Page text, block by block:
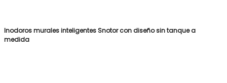
Inodoros murales inteligentes Snotor con diseño sin tanque a
medida